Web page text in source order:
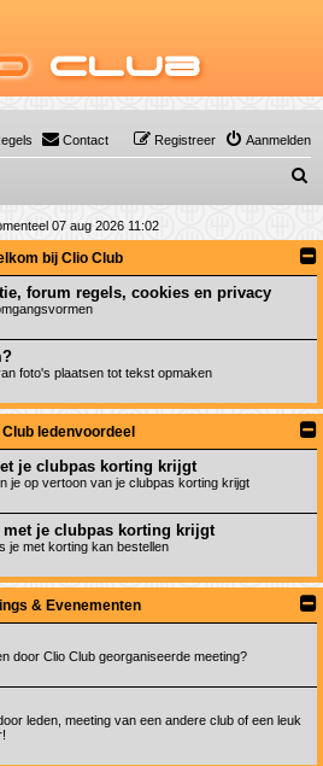
Club
Contact Aanmelden
Registreer
o
k
07 aug 2026 11:02
bij Clio Club
forum regels, cookies en privacy
foto's plaatsen tot tekst opmaken
ledenvoordeel
je clubpas korting krijgt
je op vertoon van je clubpas korting krijgt
met je clubpas korting krijgt
je met korting kan bestellen
& Evenementen
door Clio Club georganiseerde meeting?
leden, meeting van een andere club of een leuk